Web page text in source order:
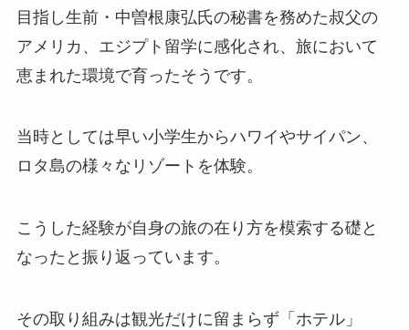
目指し生前・中曽根康弘氏の秘書を務めた叔父の
アメリカ、エジプト留学に感化され、旅において
恵まれた環境で育ったそうです。
当時としては早い小学生からハワイやサイパン、
ロタ島の様々なリゾートを体験。
こうした経験が自身の旅の在り方を模索する礎と
なったと振り返っています。
その取り組みは観光だけに留まらず「ホテル」